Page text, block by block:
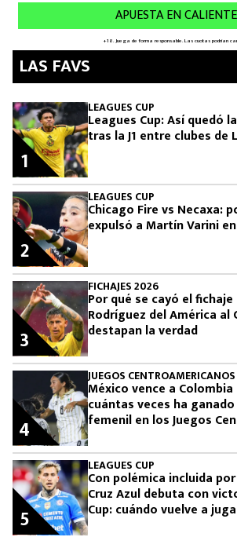
LAS FAVS
LEAGUES CUP
Leagues Cup: Así quedó
tras la J1 entre clubes de
1
LEAGUES CUP
Chicago Fire vs Necaxa:
expulsó a Martín Varini
2
FICHAJES 2026
Por qué se cayó el
Rodríguez del América al
destapan la verdad
3
JUEGOS CENTROAMERICANOS
México vence a
cuántas veces ha
femenil en los Juegos
4
LEAGUES CUP
Con polémica incluida
Cruz Azul debuta con
Cup: cuándo vuelve a
5